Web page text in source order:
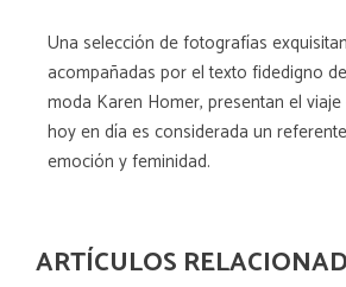
Una selección de fotografías
acompañadas por el texto fidedigno
moda Karen Homer, presentan el
hoy en día es considerada un
emoción y feminidad.
ARTÍCULOS